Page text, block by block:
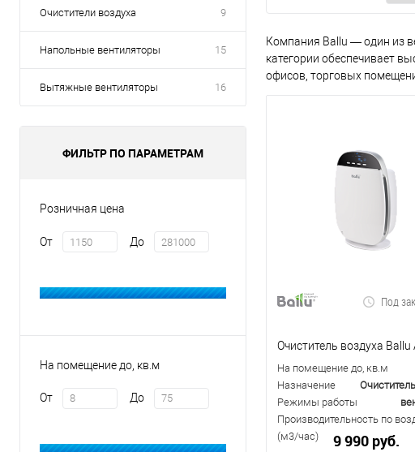
Очистители воздуха 9
Напольные вентиляторы 15
Вытяжные вентиляторы 16
ФИЛЬТР ПО ПАРАМЕТРАМ
Розничная цена
От До
На помещение до, кв.м
От До
Компания Ballu — один из
категории обеспечивает
офисов, торговых
Под
Очиститель воздуха Ballu
На помещение до, кв.м
Назначение
Режимы работы
Производительность по
(м3/час)
9 990 руб.